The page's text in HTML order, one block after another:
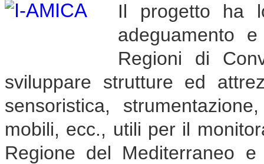
Il progetto ha
adeguamento
Regioni di
sviluppare strutture ed
sensoristica,
mobili, ecc., utili per il
Regione del Mediterraneo